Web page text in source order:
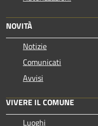
NOVITÀ
Notizie
Comunicati
Avvisi
VIVERE IL COMUNE
Luoghi